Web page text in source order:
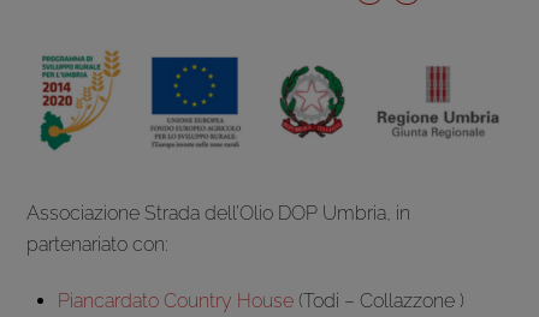
Associazione Strada dell’Olio DOP Umbria, in
partenariato con:
Piancardato Country House (Todi – Collazzone )